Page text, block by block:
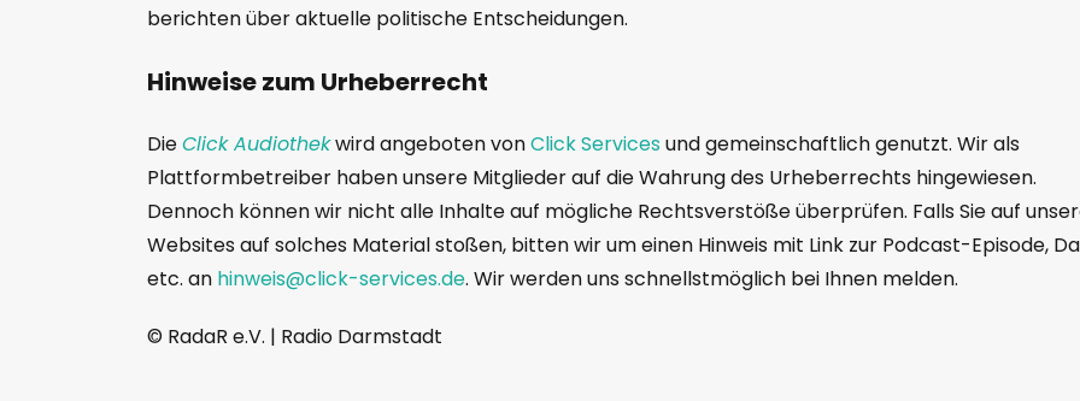
berichten über aktuelle politische Entscheidungen.
Hinweise zum Urheberrecht
DieClick Audiothekwird angeboten vonClick Servicesund gemeinschaftlich genutzt. Wir als
Plattformbetreiber haben unsere Mitglieder auf die Wahrung des Urheberrechts hingewiesen.
Dennoch können wir nicht alle Inhalte auf mögliche Rechtsverstöße überprüfen. Falls Sie auf
Websites auf solches Material stoßen, bitten wir um einen Hinweis mit Link zur Podcast-Episode,
etc. an hinweis@click-services.de. Wir werden uns schnellstmöglich bei Ihnen melden.
© RadaR e.V. | Radio Darmstadt